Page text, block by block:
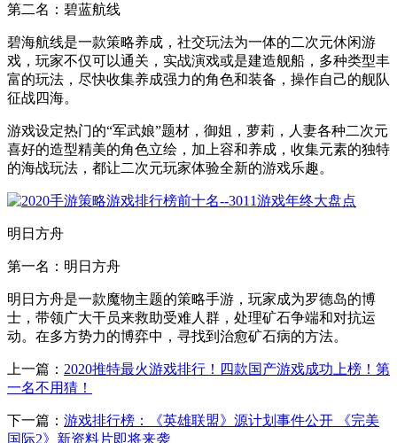
第二名：碧蓝航线
碧海航线是一款策略养成，社交玩法为一体的二次元休闲游
戏，玩家不仅可以通关，实战演戏或是建造舰船，多种类型丰
富的玩法，尽快收集养成强力的角色和装备，操作自己的舰队
征战四海。
游戏设定热门的“军武娘”题材，御姐，萝莉，人妻各种二次元
喜好的造型精美的角色立绘，加上容和养成，收集元素的独特
的海战玩法，都让二次元玩家体验全新的游戏乐趣。
明日方舟
第一名：明日方舟
明日方舟是一款魔物主题的策略手游，玩家成为罗德岛的博
士，带领广大干员来救助受难人群，处理矿石争端和对抗运
动。在多方势力的博弈中，寻找到治愈矿石病的方法。
上一篇： 2020推特最火游戏排行！四款国产游戏成功上榜！第
一名不用猜！
下一篇： 游戏排行榜：《英雄联盟》源计划事件公开 《完美
国际2》新资料片即将来袭